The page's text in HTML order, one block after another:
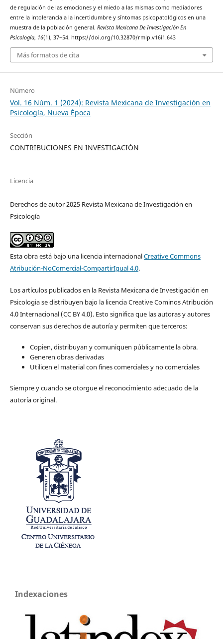
de regulación de las emociones y el miedo a las mismas como mediadores
entre la intolerancia a la incertidumbre y síntomas psicopatológicos en una
muestra de la población general. Revista Mexicana De Investigación En
Psicología, 16(1), 37–54. https://doi.org/10.32870/rmip.v16i1.643
Más formatos de cita
Número
Vol. 16 Núm. 1 (2024): Revista Mexicana de Investigación en
Psicología, Nueva Época
Sección
CONTRIBUCIONES EN INVESTIGACIÓN
Licencia
Derechos de autor 2025 Revista Mexicana de Investigación en
Psicología
Esta obra está bajo una licencia internacionalCreative Commons
Atribución-NoComercial-CompartirIgual 4.0.
Los artículos publicados en la Revista Mexicana de Investigación en
Psicologia se distribuyen bajo la licencia Creative Cominos Atribución
4.0 Internacional (CC BY 4.0). Esto significa que las autoras y autores
conservan sus derechos de autoría y permiten que terceros:
Copien, distribuyan y comuniquen públicamente la obra.
Generen obras derivadas
Utilicen el material con fines comerciales y no comerciales
Siempre y cuando se otorgue el reconocimiento adecuado de la
autoría original.
Indexaciones